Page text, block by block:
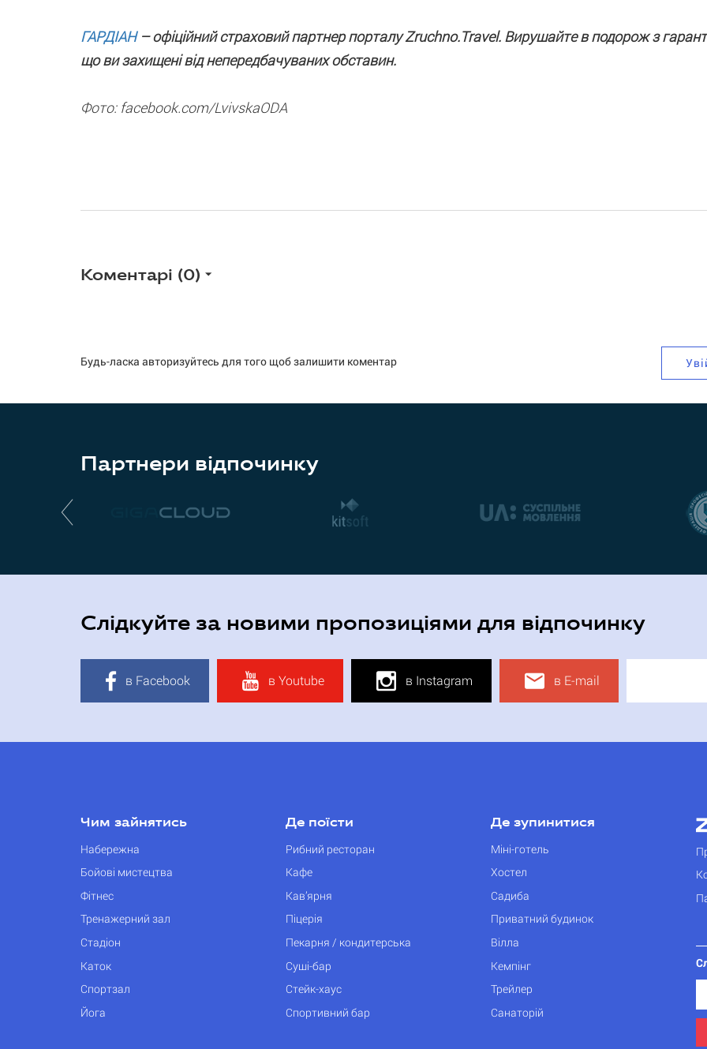
ГАРДІАН–офіційний страховий партнер порталу Zruchno.Travel. Вирушайте в подорож з
що ви захищені від непередбачуваних обставин.
Фото: facebook.com/LvivskaODA
Коментарі (0)
Будь-ласка авторизуйтесь для того щоб залишити коментар
Партнери відпочинку
Слідкуйте за новими пропозиціями для відпочинку
в Facebook в Youtube в Instagram в E-mail
Чим зайнятись
Набережна
Бойові мистецтва
Фітнес
Тренажерний зал
Стадіон
Каток
Спортзал
Йога
Де поїсти
Рибний ресторан
Кафе
Кав’ярня
Піцерія
Пекарня / кондитерська
Суші-бар
Стейк-хаус
Спортивний бар
Де зупинитися
Міні-готель
Хостел
Садиба
Приватний будинок
Вілла
Кемпінг
Трейлер
Санаторій